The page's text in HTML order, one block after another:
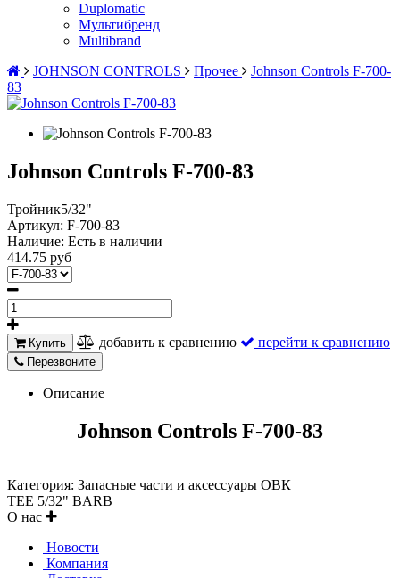
Duplomatic
Мультибренд
Multibrand
JOHNSON CONTROLS
Прочее
Johnson Controls F-700-
83
Johnson Controls F-700-83
Тройник5/32"
Артикул: F-700-83
Наличие: Есть в наличии
414.75 руб
Купить добавить к сравнению перейти к сравнению
Перезвоните
Описание
Johnson Controls F-700-83
Категория: Запасные части и аксессуары ОВК
TEE 5/32" BARB
О нас
Новости
Компания